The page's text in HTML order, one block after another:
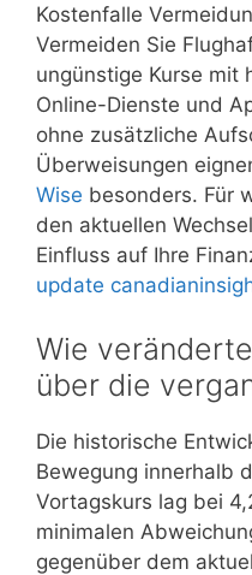
Kostenfalle
Vermeiden Sie
ungünstige Kurse mit
Online-Dienste und
ohne zusätzliche
Überweisungen
Wise besonders. Für
den aktuellen
Einfluss auf Ihre
update
Wie
über die
Die historische
Bewegung innerhalb
Vortagskurs lag bei
minimalen
gegenüber dem